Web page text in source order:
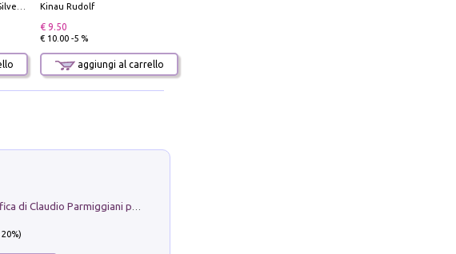
Kinau Rudolf
€ 9.50
€ 10.00 -5 %
aggiungi al carrello
20%)